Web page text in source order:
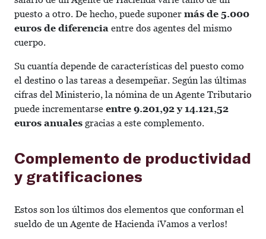
puesto a otro. De hecho, puede suponer más de 5.000
euros de diferencia entre dos agentes del mismo
cuerpo.
Su cuantía depende de características del puesto como
el destino o las tareas a desempeñar. Según las últimas
cifras del Ministerio, la nómina de un Agente Tributario
puede incrementarse entre 9.201,92 y 14.121,52
euros anuales gracias a este complemento.
Complemento de productividad
y gratificaciones
Estos son los últimos dos elementos que conforman el
sueldo de un Agente de Hacienda ¡Vamos a verlos!